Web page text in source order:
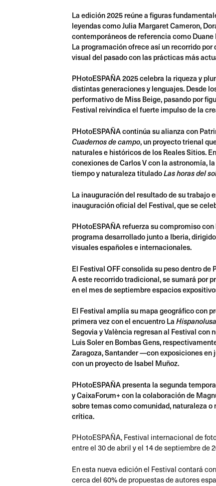
La edición 2025 reúne a figuras
leyendas como Julia Margaret Cameron,
contemporáneos de referencia como
La programación ofrece así un recorrido
visual del pasado con las prácticas más
PHotoESPAÑA 2025 celebra la riqueza y
distintas generaciones y lenguajes. Desde
performativo de Miss Beige, pasando por
Festival reivindica el fuerte impulso de la
PHotoESPAÑA continúa su alianza con
Cuadernos de campo, un proyecto trienal
naturales e históricos de los Reales Sitios.
conexiones de Carlos V con la astronomía,
tiempo y naturaleza tituladoLas horas del
La inauguración del resultado de su trabajo
inauguración oficial del Festival, que se
PHotoESPAÑA refuerza su compromiso
programa desarrollado junto a Iberia,
visuales españoles e internacionales.
El Festival OFF consolida su peso dentro
A este recorrido tradicional, se sumará por
en el mes de septiembre espacios
El Festival amplía su mapa geográfico con
primera vez con el encuentro La Hispanolusa
Segovia y València regresan al Festival con
Luis Soler en Bombas Gens,
Zaragoza, Santander —con exposiciones
con un proyecto de Isabel Muñoz.
PHotoESPAÑA presenta la segunda
y CaixaForum+ con la colaboración de
sobre temas como comunidad, naturaleza
crítica.
PHotoESPAÑA, Festival internacional de
entre el 30 de abril y el 14 de septiembre de
En esta nueva edición el Festival contará
cerca del 60% de propuestas de autores